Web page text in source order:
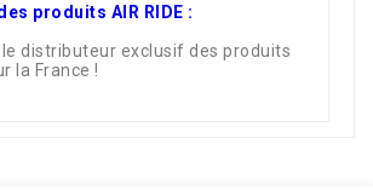
produits AIR RIDE :
le distributeur exclusif des produits
la France !